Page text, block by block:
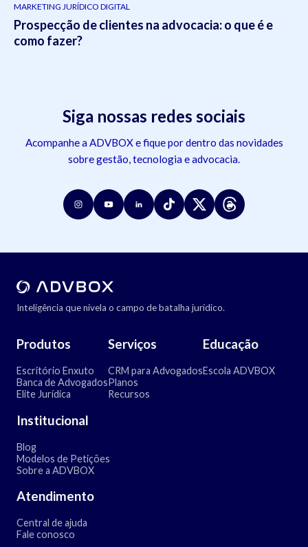
MARKETING JURÍDICO DIGITAL
Prospecção de clientes na advocacia: o que é e
como fazer?
Siga nossas redes sociais
Acompanhe a ADVBOX e fique por dentro das novidades
sobre gestão, tecnologia e advocacia.
Inteligência que nivela o campo de batalha jurídico.
Produtos
Escritório Enxuto
Banca de Advogados
Elite Jurídica
Serviços
CRM para Advogados
Planos
Recursos
Educação
Escola ADVBOX
Institucional
Blog
Modelos de Petições
Sobre a ADVBOX
Atendimento
Central de ajuda
Fale conosco